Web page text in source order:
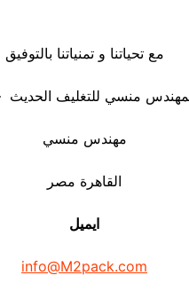
مع تحياتنا و تمنياتنا بالتوفيق
منسي للتغليف الحديث
مهندس منسي
القاهرة مصر
ايميل
info@M2pack.com